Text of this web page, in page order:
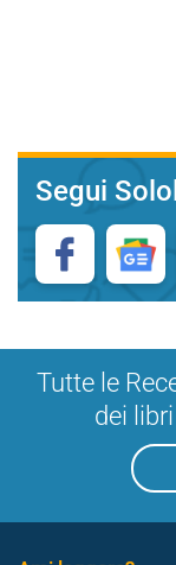
Segui
Tutte le
dei